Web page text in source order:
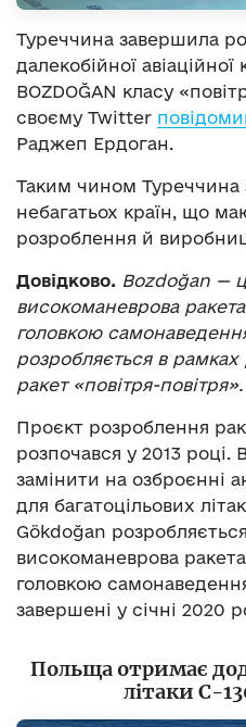
Туреччина завершила
далекобійної авіаційної
BOZDOĞAN класу
своєму Twitter
Раджеп Ердоган.
Таким чином Туреччина
небагатьох країн, що
розроблення й
Довідково. Bozdoğan —
високоманеврова
головкою
розробляється в
ракет «повітря-повітря».
Проєкт розроблення
розпочався у 2013 році.
замінити на озброєнні
для багатоцільових
Gökdoğan
високоманеврова
головкою
завершені у січні 2020
Польща отримає
літаки C-